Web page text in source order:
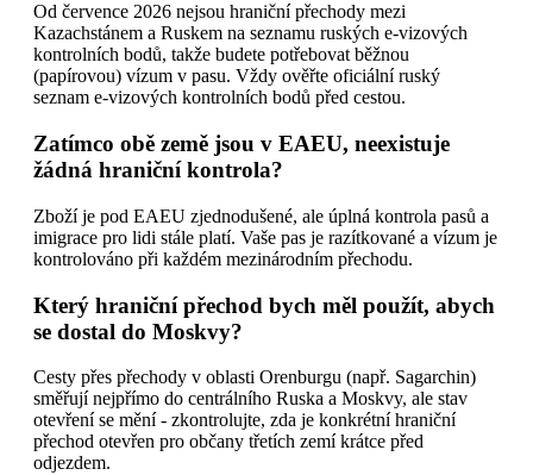
Od července 2026 nejsou hraniční přechody mezi
Kazachstánem a Ruskem na seznamu ruských e-vizových
kontrolních bodů, takže budete potřebovat běžnou
(papírovou) vízum v pasu. Vždy ověřte oficiální ruský
seznam e-vizových kontrolních bodů před cestou.
Zatímco obě země jsou v EAEU, neexistuje
žádná hraniční kontrola?
Zboží je pod EAEU zjednodušené, ale úplná kontrola pasů a
imigrace pro lidi stále platí. Vaše pas je razítkované a vízum je
kontrolováno při každém mezinárodním přechodu.
Který hraniční přechod bych měl použít, abych
se dostal do Moskvy?
Cesty přes přechody v oblasti Orenburgu (např. Sagarchin)
směřují nejpřímo do centrálního Ruska a Moskvy, ale stav
otevření se mění - zkontrolujte, zda je konkrétní hraniční
přechod otevřen pro občany třetích zemí krátce před
odjezdem.